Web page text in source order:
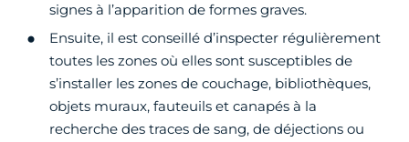
signes à l’apparition de formes graves.
Ensuite, il est conseillé d’inspecter régulièrement
toutes les zones où elles sont susceptibles de
s’installer les zones de couchage, bibliothèques,
objets muraux, fauteuils et canapés à la
recherche des traces de sang, de déjections ou